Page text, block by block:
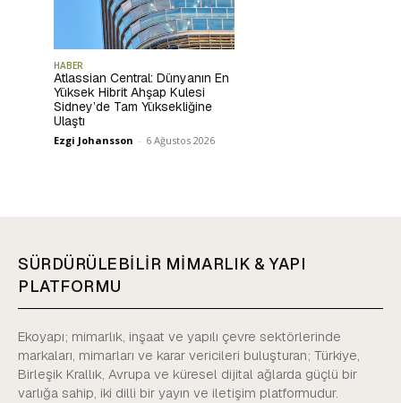
HABER
Atlassian Central: Dünyanın En
Yüksek Hibrit Ahşap Kulesi
Sidney’de Tam Yüksekliğine
Ulaştı
Ezgi Johansson - 6 Ağustos 2026
SÜRDÜRÜLEBİLİR MİMARLIK & YAPI
PLATFORMU
Ekoyapı; mimarlık, inşaat ve yapılı çevre sektörlerinde
markaları, mimarları ve karar vericileri buluşturan; Türkiye,
Birleşik Krallık, Avrupa ve küresel dijital ağlarda güçlü bir
varlığa sahip, iki dilli bir yayın ve iletişim platformudur.